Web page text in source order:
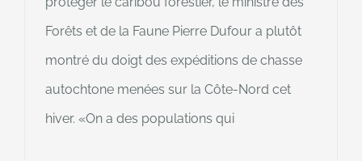
Forêts et de la Faune Pierre Dufour a plutôt
montré du doigt des expéditions de chasse
autochtone menées sur la Côte-Nord cet
hiver. «On a des populations qui